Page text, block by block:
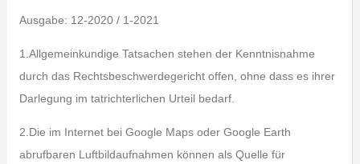
Ausgabe: 12-2020 / 1-2021
1.Allgemeinkundige Tatsachen stehen der Kenntnisnahme
durch das Rechtsbeschwerdegericht offen, ohne dass es ihrer
Darlegung im tatrichterlichen Urteil bedarf.
2.Die im Internet bei Google Maps oder Google Earth
abrufbaren Luftbildaufnahmen können als Quelle für